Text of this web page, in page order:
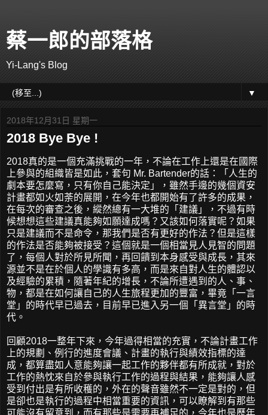
蔡一郎的部落格
Yi-Lang's Blog
▼
2018年12月31日 星期一
2018 Bye Bye !
2018真的是一個充滿挑戰的一年，不論在工作上還是在國際
上參與的組織皆是如此，套句 Mr. Bartender的話：「人生的
劇本要怎麼寫，只有你自己能決定」，雖然手邊的幾個資安
計畫都如火如荼的展開，在今年也都開始有了許多的成果，
在每次的審查之後，縱然總有一大堆的「建議」，不過有時
候想想這些建議真能夠如願達成嗎？又該如何落實呢？如果
只是建議而不是命令，那我們是否有更好的作法？但是這樣
的作法是否能夠被接受？這個就是一個相當見人見智的問題
了，每個人對於所見所聞，再回饋到本身感受與成長，其來
源並不是在於個人的學識有多高，而是來自對人生的體認以
及經驗的累積，隨著年紀的增長，不論所遭遇到的人、事、
物，都是在如何讓自己的人生旅程更加的豐富，畢竟「一言
堂」的時代早已過去，目前早已進入另一個「異言堂」的時
代。
回顧2018一整年下來，今年過得相當的充實，不論計畫工作
上的規劃、例行的進度會議、計畫的執行與績效指標的達
成，都算盡如人意能夠讓一起工作的夥伴都有所成就，對於
工作的熱忱來自於參與執行工作的過程與結果，能夠讓人感
受到付出是有所收穫的，外在的聲音雖然不一定是對的，但
是卻也是執行的過程中相當重要的資訊，可以瞭解到有那些
可能沒有留意到，而有那些是需要再補足的，今年也是歷年